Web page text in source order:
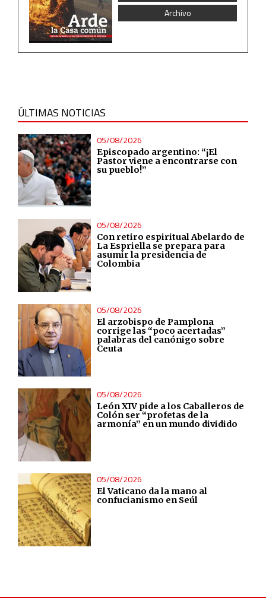
Archivo
ÚLTIMAS NOTICIAS
05/08/2026
Episcopado argentino: “¡El
Pastor viene a encontrarse con
su pueblo!”
05/08/2026
Con retiro espiritual Abelardo de
La Espriella se prepara para
asumir la presidencia de
Colombia
05/08/2026
El arzobispo de Pamplona
corrige las “poco acertadas”
palabras del canónigo sobre
Ceuta
05/08/2026
León XIV pide a los Caballeros de
Colón ser “profetas de la
armonía” en un mundo dividido
05/08/2026
El Vaticano da la mano al
confucianismo en Seúl